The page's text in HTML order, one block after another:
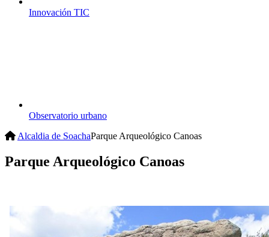
Innovación TIC
Observatorio urbano
Alcaldia de SoachaParque Arqueológico Canoas
Parque Arqueológico Canoas